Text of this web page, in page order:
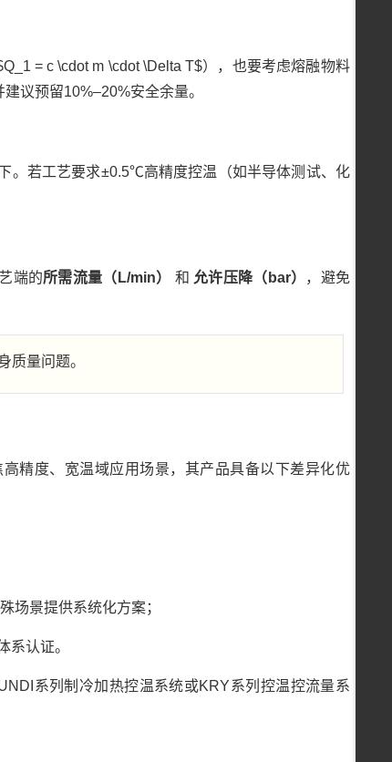
= c \cdot m \cdot \Delta T$），也要考虑熔融物料
议预留10%–20%安全余量。
。若工艺要求±0.5℃高精度控温（如半导体测试、化
端的所需流量（L/min） 和 允许压降（bar）
，避免
质量问题。
高精度、宽温域应用场景，其产品具备以下差异化优
场景提供系统化方案；
系认证。
系列制冷加热控温系统或KRY系列控温控流量系